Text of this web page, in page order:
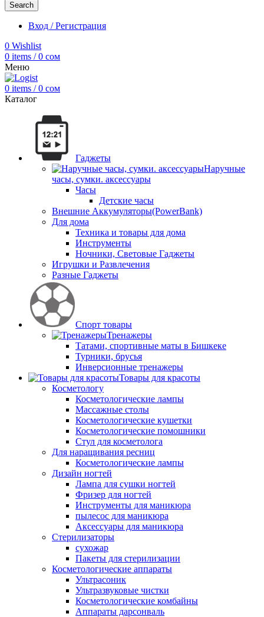
Search
Вход / Регистрация
0 Wishlist
0 items / 0 сом
Меню
0 items / 0 сом
Каталог
Гаджеты
Наручные
часы, сумки. аксессуары
Часы
Детские часы
Внешние Аккумуляторы(PowerBank)
Для дома
Техника и товары для дома
Инструменты
Ночники, Световые Гаджеты
Игрушки и Развлечения
Разные Гаджеты
Спорт товары
Тренажеры
Татами, спортивные маты в Бишкеке
Турники, брусья
Инверсионные тренажеры
Товары для красоты
Косметологу
Косметологические лампы
Массажные столы
Косметологические кушетки
Косметологические помошники
Стул для косметолога
Для наращивания ресниц
Косметологические лампы
Дизайн ногтей
Лампа для сушки ногтей
Фризер для ногтей
Инструменты для маникюра
пылесос для маникюра
Аксессуары для маникюра
Стерилизаторы
сухожар
Пакеты для стерилизации
Косметологические аппараты
Ультрасоник
Ультразвуковые чистки
Косметологические комбайны
Аппараты дарсонваль